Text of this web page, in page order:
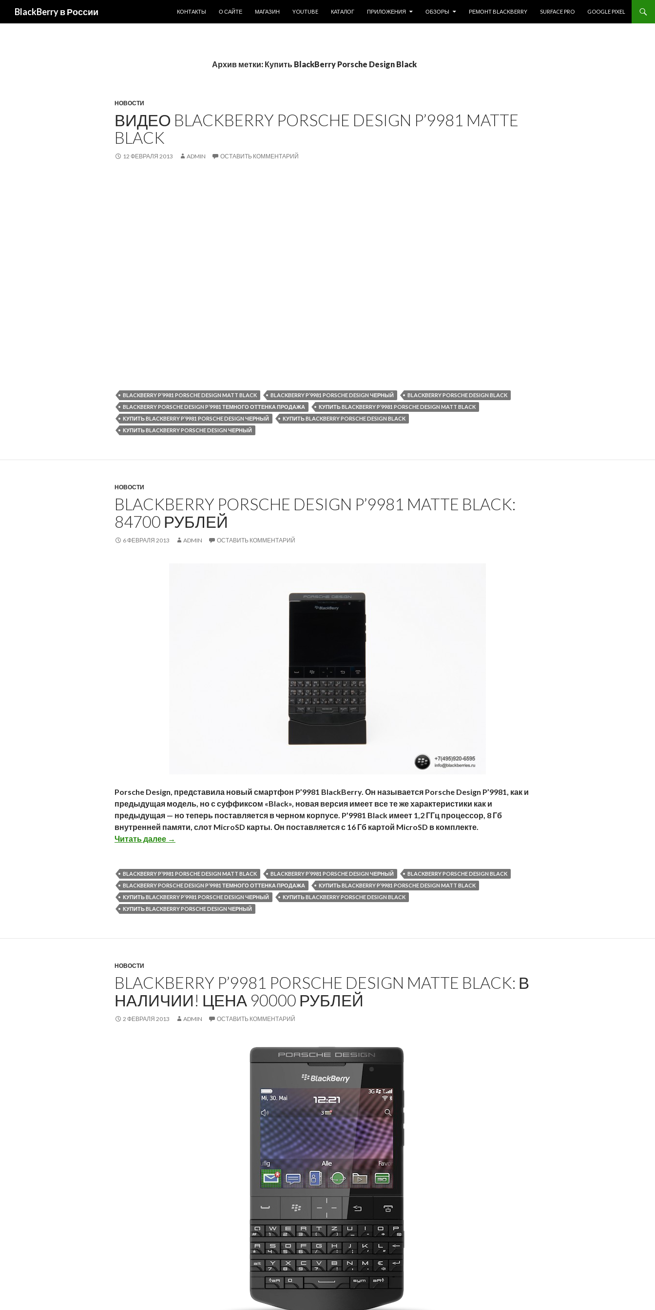
BlackBerry в России
КОНТАКТЫ
О САЙТЕ МАГАЗИН YOUTUBE КАТАЛОГ ПРИЛОЖЕНИЯ ОБЗОРЫ РЕМОНТ BLACKBERRY SURFACE PRO GOOGLE PIXEL
Архив метки: Купить BlackBerry Porsche Design Black
НОВОСТИ
ВИДЕО BLACKBERRY PORSCHE DESIGN P’9981 MATTE
BLACK
12 ФЕВРАЛЯ 2013 ADMIN ОСТАВИТЬ КОММЕНТАРИЙ
BLACKBERRY P’9981 PORSCHE DESIGN MATT BLACK BLACKBERRY P’9981 PORSCHE DESIGN ЧЕРНЫЙ
BLACKBERRY PORSCHE DESIGN BLACK
BLACKBERRY PORSCHE DESIGN P’9981 ТЕМНОГО ОТТЕНКА ПРОДАЖА
КУПИТЬ BLACKBERRY P’9981 PORSCHE DESIGN MATT BLACK
КУПИТЬ BLACKBERRY P’9981 PORSCHE DESIGN ЧЕРНЫЙ
КУПИТЬ BLACKBERRY PORSCHE DESIGN BLACK
КУПИТЬ BLACKBERRY PORSCHE DESIGN ЧЕРНЫЙ
НОВОСТИ
BLACKBERRY PORSCHE DESIGN P’9981 MATTE BLACK:
84700 РУБЛЕЙ
6 ФЕВРАЛЯ 2013 ADMIN ОСТАВИТЬ КОММЕНТАРИЙ
Porsche Design, представила новый смартфон P’9981 BlackBerry. Он называется Porsche Design P’9981, как и
предыдущая модель, но с суффиксом «Black», новая версия имеет все те же характеристики как и
предыдущая — но теперь поставляется в черном корпусе. P’9981 Black имеет 1,2 ГГц процессор, 8 Гб
внутренней памяти, слот MicroSD карты. Он поставляется с 16 Гб картой MicroSD в комплекте.
Читать далее Blackberry Porsche Design P’9981 Matte Black: 84700 рублей
→
BLACKBERRY P’9981 PORSCHE DESIGN MATT BLACK BLACKBERRY P’9981 PORSCHE DESIGN ЧЕРНЫЙ
BLACKBERRY PORSCHE DESIGN BLACK
BLACKBERRY PORSCHE DESIGN P’9981 ТЕМНОГО ОТТЕНКА ПРОДАЖА
КУПИТЬ BLACKBERRY P’9981 PORSCHE DESIGN MATT BLACK
КУПИТЬ BLACKBERRY P’9981 PORSCHE DESIGN ЧЕРНЫЙ
КУПИТЬ BLACKBERRY PORSCHE DESIGN BLACK
КУПИТЬ BLACKBERRY PORSCHE DESIGN ЧЕРНЫЙ
НОВОСТИ
BLACKBERRY P’9981 PORSCHE DESIGN MATTE BLACK: В
НАЛИЧИИ! ЦЕНА 90000 РУБЛЕЙ
2 ФЕВРАЛЯ 2013 ADMIN ОСТАВИТЬ КОММЕНТАРИЙ